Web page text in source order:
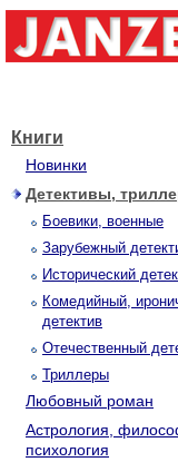
Книги
Новинки
Детективы,
Боевики, военные
Зарубежный
Исторический
Комедийный,
детектив
Отечественный
Триллеры
Любовный роман
Астрология,
психология